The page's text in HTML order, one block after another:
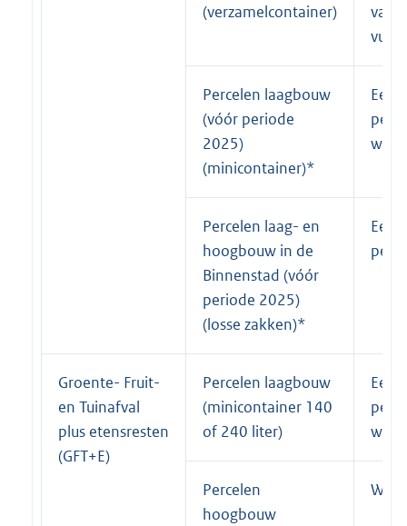
(verzamelcontainer)
van
Percelen laagbouw
(vóór periode
2025)
(minicontainer)*
per
Percelen laag- en
hoogbouw in de
Binnenstad (vóór
periode 2025)
(losse zakken)*
per
Groente- Fruit-
en Tuinafval
plus etensresten
(GFT+E)
Percelen laagbouw
(minicontainer 140
of 240 liter)
per
Percelen
hoogbouw